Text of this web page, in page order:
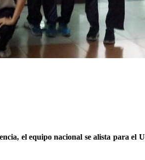
el equipo nacional se alista para el